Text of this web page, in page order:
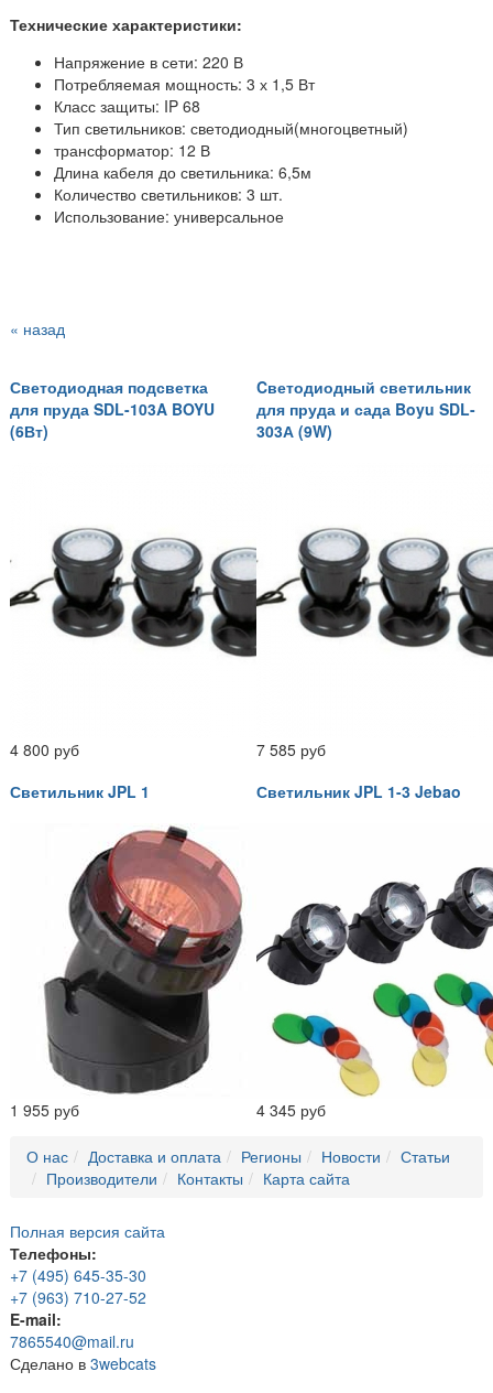
Технические характеристики:
Напряжение в сети: 220 В
Потребляемая мощность: 3 х 1,5 Вт
Класс защиты: IP 68
Тип светильников: светодиодный(многоцветный)
трансформатор: 12 В
Длина кабеля до светильника: 6,5м
Количество светильников: 3 шт.
Использование: универсальное
« назад
Светодиодная подсветка
для пруда SDL-103A BOYU
(6Вт)
4 800 руб
Cветодиодный светильник
для пруда и сада Boyu SDL-
303А (9W)
7 585 руб
Светильник JPL 1
1 955 руб
Светильник JPL 1-3 Jebao
4 345 руб
О нас Доставка и оплата Регионы Новости
Статьи
Производители
Контакты Карта сайта
Полная версия сайта
Телефоны:
+7 (495) 645-35-30
+7 (963) 710-27-52
E-mail:
7865540@mail.ru
Сделано в 3webcats